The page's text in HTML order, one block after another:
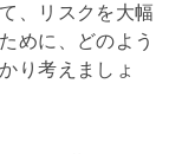
、リスクを大幅
めに、どのよう
り考えましょ